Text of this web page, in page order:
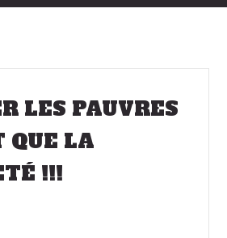
LES PAUVRES
QUE LA
!!!